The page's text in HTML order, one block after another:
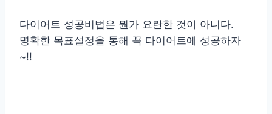
다이어트 성공비법은 뭔가 요란한 것이 아니다.
명확한 목표설정을 통해 꼭 다이어트에 성공하자
~!!